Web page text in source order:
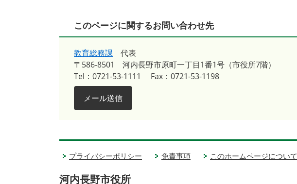
このページに関するお問い合わせ先
教育総務課
代表
〒586-8501
河内長野市原町一丁目1番1号（市役所7階）
Tel：0721-53-1111
Fax：0721-53-1198
メール送信
プライバシーポリシー 免責事項 このホームページについて
河内長野市役所